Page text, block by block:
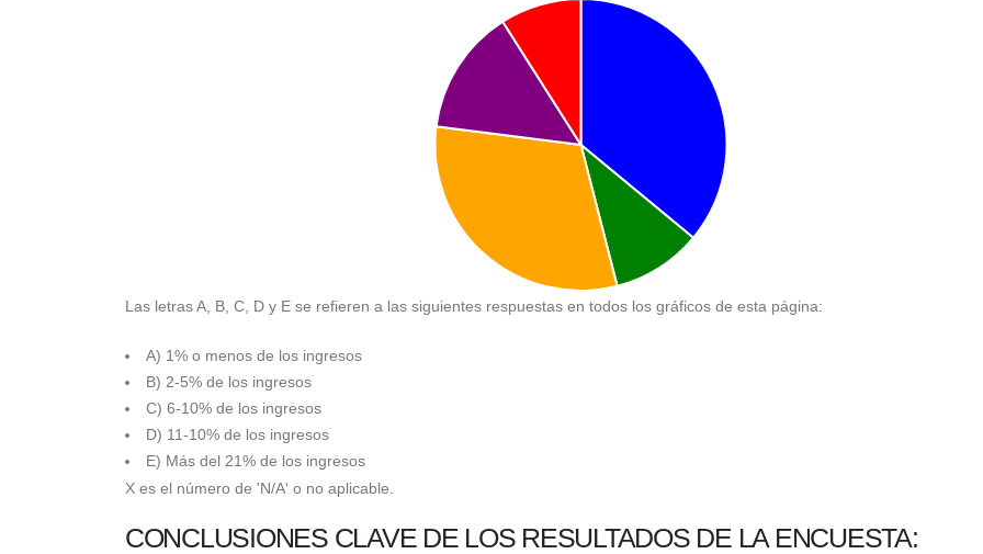
Las letras A, B, C, D y E se refieren a las siguientes respuestas en todos los gráficos de esta página:
A) 1% o menos de los ingresos
B) 2-5% de los ingresos
C) 6-10% de los ingresos
D) 11-10% de los ingresos
E) Más del 21% de los ingresos
X es el número de 'N/A' o no aplicable.
CONCLUSIONES CLAVE DE LOS RESULTADOS DE LA ENCUESTA: